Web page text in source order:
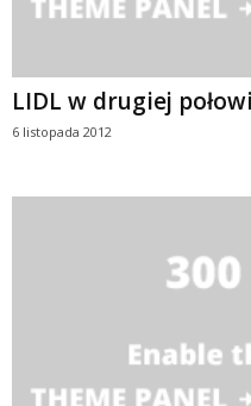
LIDL w drugiej
6 listopada 2012